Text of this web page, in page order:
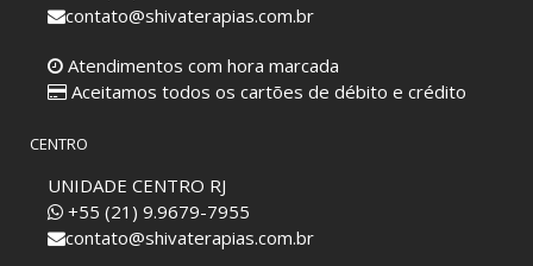
contato@shivaterapias.com.br
Atendimentos com hora marcada
Aceitamos todos os cartões de débito e crédito
CENTRO
UNIDADE CENTRO RJ
+55 (21) 9.9679-7955
contato@shivaterapias.com.br